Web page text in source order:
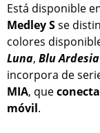
Está disponible
Medley Sse
colores
Luna, Blu Ardesia
incorpora de
MIA, queconecta
móvil.